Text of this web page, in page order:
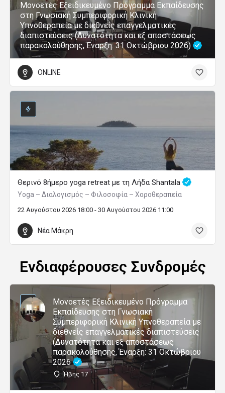
Μονοετές Εξειδικευμένο Πρόγραμμα Εκπαίδευσης
στη Γνωσιακή Συμπεριφορική Κλινική
Υπνοθεραπεία με διεθνείς επαγγελματικές
διαπιστεύσεις (Δυνατότητα και εξ αποστάσεως
παρακολούθησης, Έναρξη: 31 Οκτώβριου 2026)
ONLINE
Θερινό 8ήμερο yoga retreat με τη Λήδα Shantala
Yoga – Διαλογισμός – Φιλοσοφία – Χοροθεραπεία
22 Αυγούστου 2026 18:00 - 30 Αυγούστου 2026 11:00
Νέα Μάκρη
Ενδιαφέρουσες Συνδρομές
Μονοετές Εξειδικευμένο Πρόγραμμα
Εκπαίδευσης στη Γνωσιακή
Συμπεριφορική Κλινική Υπνοθεραπεία με
διεθνείς επαγγελματικές διαπιστεύσεις
(Δυνατότητα και εξ αποστάσεως
παρακολούθησης, Έναρξη: 31 Οκτώβριου
2026
Ήβης 17